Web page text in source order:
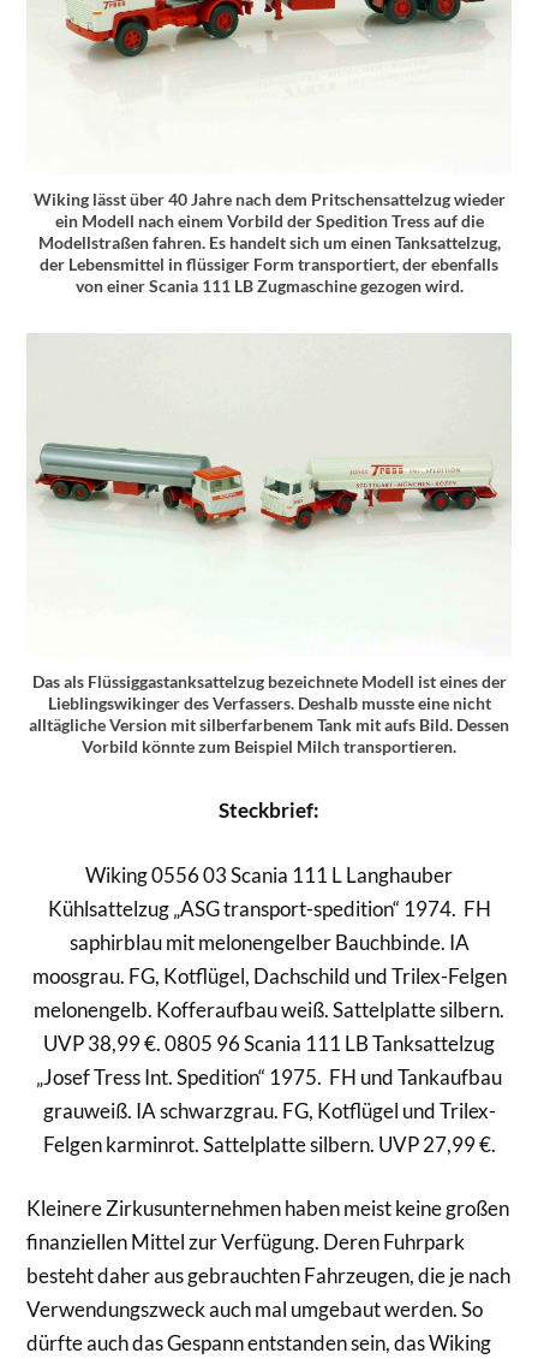
Wiking lässt über 40 Jahre nach dem Pritschensattelzug wieder
ein Modell nach einem Vorbild der Spedition Tress auf die
Modellstraßen fahren. Es handelt sich um einen Tanksattelzug,
der Lebensmittel in flüssiger Form transportiert, der ebenfalls
von einer Scania 111 LB Zugmaschine gezogen wird.
Das als Flüssiggastanksattelzug bezeichnete Modell ist eines der
Lieblingswikinger des Verfassers. Deshalb musste eine nicht
alltägliche Version mit silberfarbenem Tank mit aufs Bild. Dessen
Vorbild könnte zum Beispiel Milch transportieren.
Steckbrief:
Wiking 0556 03 Scania 111 L Langhauber
Kühlsattelzug „ASG transport-spedition“ 1974. FH
saphirblau mit melonengelber Bauchbinde. IA
moosgrau. FG, Kotflügel, Dachschild und Trilex-Felgen
melonengelb. Kofferaufbau weiß. Sattelplatte silbern.
UVP 38,99 €. 0805 96 Scania 111 LB Tanksattelzug
„Josef Tress Int. Spedition“ 1975. FH und Tankaufbau
grauweiß. IA schwarzgrau. FG, Kotflügel und Trilex-
Felgen karminrot. Sattelplatte silbern. UVP 27,99 €.
Kleinere Zirkusunternehmen haben meist keine großen
finanziellen Mittel zur Verfügung. Deren Fuhrpark
besteht daher aus gebrauchten Fahrzeugen, die je nach
Verwendungszweck auch mal umgebaut werden. So
dürfte auch das Gespann entstanden sein, das Wiking